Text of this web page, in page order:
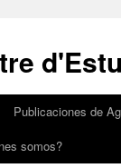
Publicaciones de
somos?